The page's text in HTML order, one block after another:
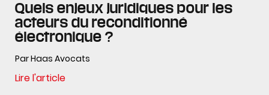
Quels enjeux juridiques pour les
acteurs du reconditionné
électronique ?
Par Haas Avocats
Lire l'article